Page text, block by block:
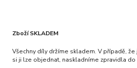
Zboží SKLADEM
Všechny díly držíme skladem. V případě,
si ji lze objednat, naskladníme zpravidla do